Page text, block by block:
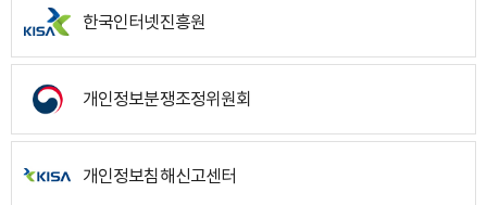
한국인터넷진흥원
개인정보분쟁조정위원회
개인정보침해신고센터